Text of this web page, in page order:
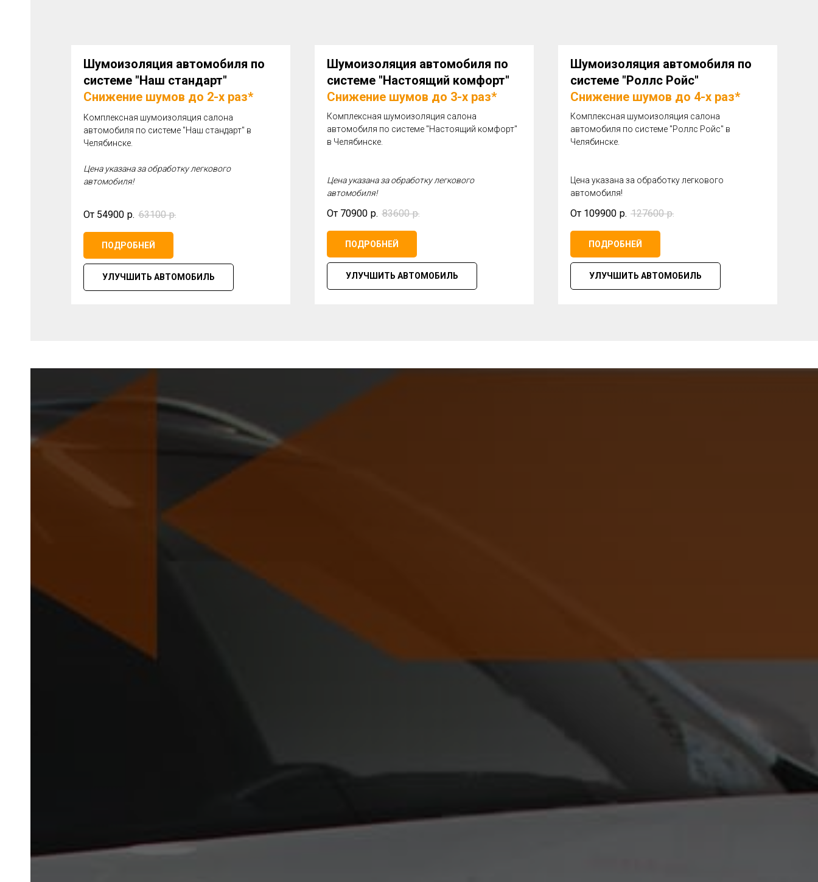
Шумоизоляция автомобиля по
системе "Наш стандарт"
Снижение шумов до 2-х раз*
Комплексная шумоизоляция салона
автомобиля по системе "Наш стандарт" в
Челябинске.
Цена указана за обработку легкового
автомобиля!
От 54900 р. 63100 р.
ПОДРОБНЕЙ
УЛУЧШИТЬ АВТОМОБИЛЬ
Шумоизоляция автомобиля по
системе "Настоящий комфорт"
Снижение шумов до 3-х раз*
Комплексная шумоизоляция салона
автомобиля по системе "Настоящий комфорт"
в Челябинске.
Цена указана за обработку легкового
автомобиля!
От 70900 р. 83600 р.
ПОДРОБНЕЙ
УЛУЧШИТЬ АВТОМОБИЛЬ
Шумоизоляция автомобиля по
системе "Роллс Ройс"
Снижение шумов до 4-х раз*
Комплексная шумоизоляция салона
автомобиля по системе "Роллс Ройс" в
Челябинске.
Цена указана за обработку легкового
автомобиля!
От 109900 р. 127600 р.
ПОДРОБНЕЙ
УЛУЧШИТЬ АВТОМОБИЛЬ